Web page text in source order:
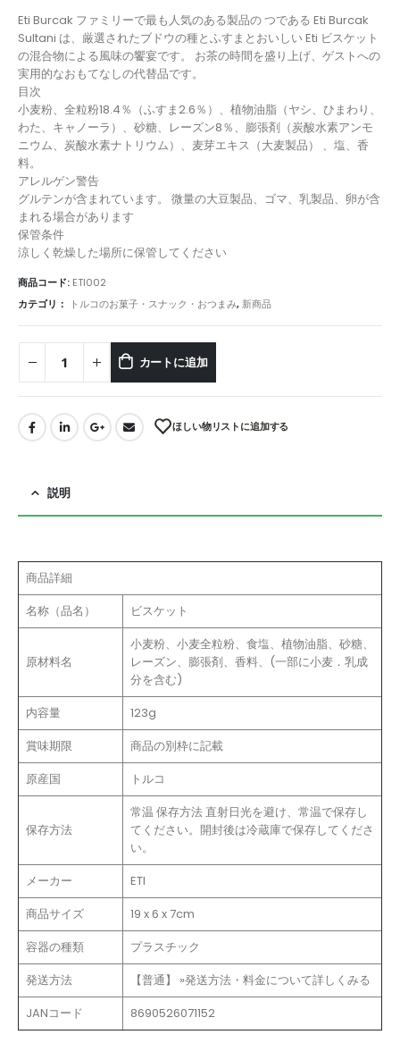
Eti Burcak ファミリーで最も人気のある製品の つである Eti Burcak
Sultani は、厳選されたブドウの種とふすまとおいしい Eti ビスケット
の混合物による風味の饗宴です。 お茶の時間を盛り上げ、ゲストへの
実用的なおもてなしの代替品です。
目次
小麦粉、全粒粉18.4％（ふすま2.6％）、植物油脂（ヤシ、ひまわり、
わた、キャノーラ）、砂糖、レーズン8％、膨張剤（炭酸水素アンモ
ニウム、炭酸水素ナトリウム）、麦芽エキス（大麦製品） 、塩、香
料。
アレルゲン警告
グルテンが含まれています。 微量の大豆製品、ゴマ、乳製品、卵が含
まれる場合があります
保管条件
涼しく乾燥した場所に保管してください
商品コード: ETI002
カテゴリ：
トルコのお菓子・スナック・おつまみ,新商品
カートに追加
ほしい物リストに追加する
説明
商品詳細
名称（品名）
ビスケット
原材料名
小麦粉、小麦全粒粉、食塩、植物油脂、砂糖、
レーズン、膨張剤、香料、(一部に小麦．乳成
分を含む)
内容量
123g
賞味期限
商品の別枠に記載
原産国
トルコ
保存方法
常温 保存方法 直射日光を避け、常温で保存し
てください。開封後は冷蔵庫で保存してくださ
い。
メーカー
ETI
商品サイズ
19 x 6 x 7cm
容器の種類
プラスチック
発送方法
【普通】 »発送方法・料金について詳しくみる
JANコード
8690526071152